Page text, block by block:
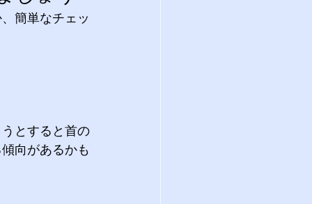
簡単なチェッ
とすると首の
向があるかも